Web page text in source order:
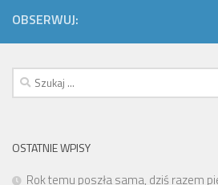
OBSERWUJ:
Szukaj:
OSTATNIE WPISY
Rok temu poszła sama, dziś razem